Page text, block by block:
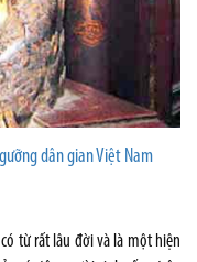
dân gian Việt Nam
từ rất lâu đời và là một hiện